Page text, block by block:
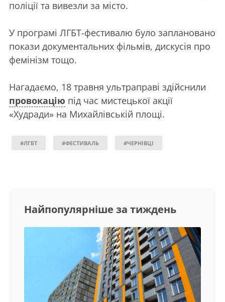
поліції та вивезли за місто.
У програмі ЛГБТ-фестивалю було заплановано
покази документальних фільмів, дискусія про
фемінізм тощо.
Нагадаємо, 18 травня ультраправі здійснили
провокацію під час мистецької акції
«Худради» на Михайлівській площі.
#ЛГБТ #ФЕСТИВАЛЬ #ЧЕРНІВЦІ
Найпопулярніше за тиждень